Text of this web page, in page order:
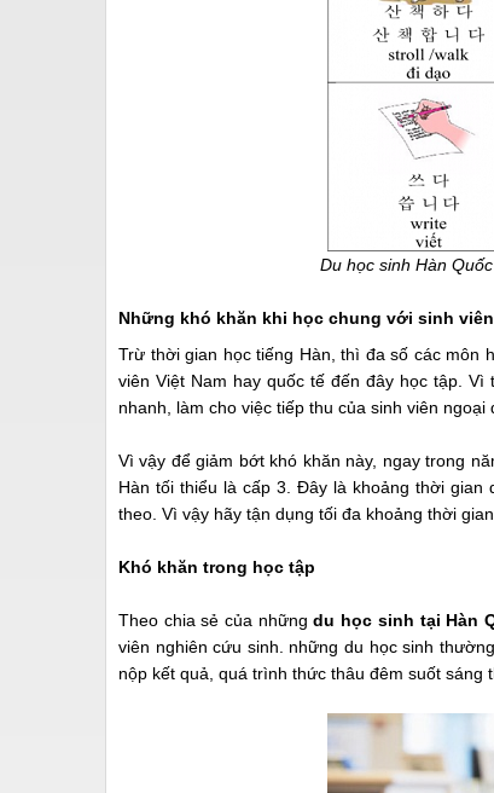
Du học sinh Hàn
Những khó khăn khi học chung với sinh
Trừ thời gian học tiếng Hàn, thì đa số các môn
viên Việt Nam hay quốc tế đến đây học tập.
nhanh, làm cho việc tiếp thu của sinh viên ngoại
Vì vậy để giảm bớt khó khăn này, ngay trong
Hàn tối thiểu là cấp 3. Đây là khoảng thời
theo. Vì vậy hãy tận dụng tối đa khoảng thời
Khó khăn trong học tập
Theo chia sẻ của nhữngdu học sinh tại Hàn
viên nghiên cứu sinh. những du học sinh
nộp kết quả, quá trình thức thâu đêm suốt sáng